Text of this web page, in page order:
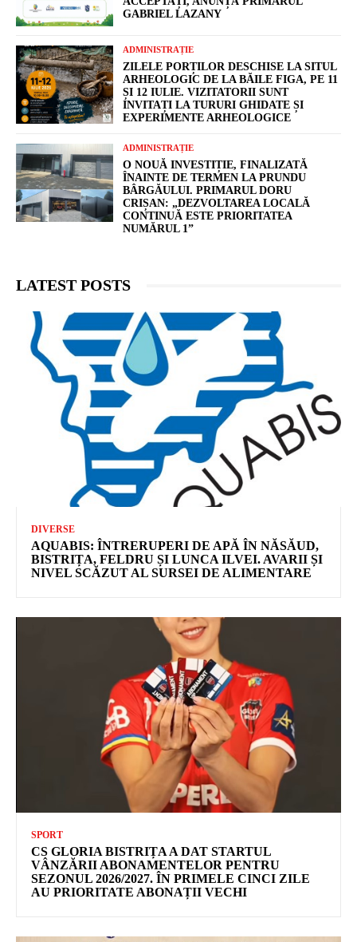
GABRIEL LAZANY
ADMINISTRAȚIE
ZILELE PORȚILOR DESCHISE LA SITUL
ARHEOLOGIC DE LA BĂILE FIGA, PE 11
ȘI 12 IULIE. VIZITATORII SUNT
INVITAȚI LA TURURI GHIDATE ȘI
EXPERIMENTE ARHEOLOGICE
ADMINISTRAȚIE
O NOUĂ INVESTIȚIE, FINALIZATĂ
ÎNAINTE DE TERMEN LA PRUNDU
BÂRGĂULUI. PRIMARUL DORU
CRIȘAN: „DEZVOLTAREA LOCALĂ
CONTINUĂ ESTE PRIORITATEA
NUMĂRUL 1”
LATEST POSTS
DIVERSE
AQUABIS: ÎNTRERUPERI DE APĂ ÎN NĂSĂUD,
BISTRIȚA, FELDRU ȘI LUNCA ILVEI. AVARII ȘI
NIVEL SCĂZUT AL SURSEI DE ALIMENTARE
SPORT
CS GLORIA BISTRIȚA A DAT STARTUL
VÂNZĂRII ABONAMENTELOR PENTRU
SEZONUL 2026/2027. ÎN PRIMELE CINCI ZILE
AU PRIORITATE ABONAȚII VECHI